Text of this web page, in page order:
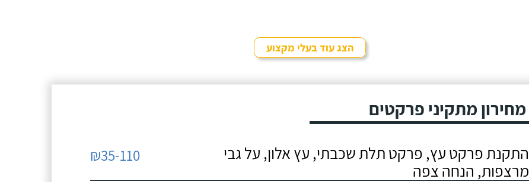
הצג עוד בעלי מקצוע
מחירון מתקיני פרקטים
התקנת פרקט עץ, פרקט תלת שכבתי, עץ אלון, על גבי
מרצפות, הנחה צפה
₪35-110